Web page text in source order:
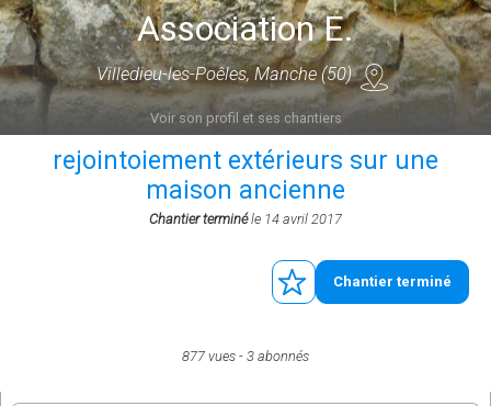
Association E.
Villedieu-les-Poêles, Manche (50)
Voir son profil et ses chantiers
rejointoiement extérieurs sur une
maison ancienne
Chantier terminéle 14 avril 2017
Chantier terminé
877 vues 3 abonnés